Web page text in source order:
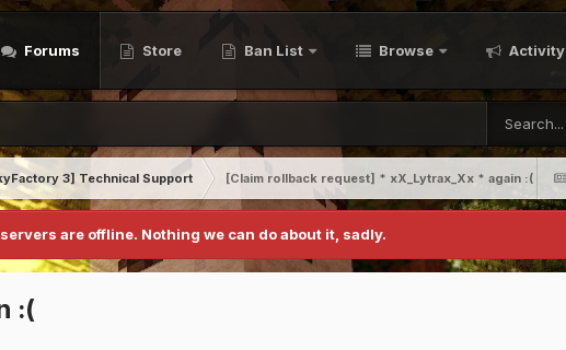
Forums Store Ban List Browse Activity
3] Technical Support
[Claim rollback request] * xX_Lytrax_Xx * again :(
are offline. Nothing we can do about it, sadly.
:(